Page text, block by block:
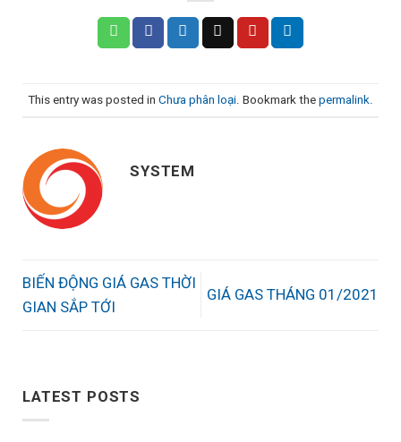
This entry was posted in Chưa phân loại . Bookmark thepermalink
SYSTEM
BIẾN ĐỘNG GIÁ GAS THỜI
GIAN SẮP TỚI
GIÁ GAS THÁNG 01/2021
LATEST POSTS